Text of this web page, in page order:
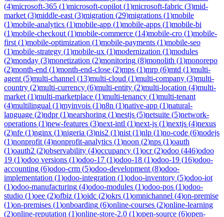
(4)microsoft-365 (1)microsoft-copilot (1)microsoft-fabric (3)mid-
market (3)middle-east (3)migration (29)migrations (1)mobile
(1)mobile-analytics (1)mobile-app (1)mobile-apps (1)mobile-bi
(1)mobile-checkout (1)mobile-commerce (14)mobile-cro (1)mobile-
first (1)mobile-optimization (1)mobile-payments (1)mobile-seo
(1)mobile-strategy (1)mobile-ux (1)modernization (1)modules
(2)monday (3)monetization (2)monitoring (8)monolith (1)monorepo
(2)month-end (1)month-end-close (2)mps (1)mrp (6)mtd (1)multi-
agent (5)multi-channel (13)multi-cloud (1)multi-company (3)multi-
country (2)multi-currency (6)multi-entity (2)multi-location (4)multi-
market (1)multi-marketplace (1)multi-tenancy (1)multi-tenant
(4)multilingual (1)myinvois (1)n8n (1)native-app (1)natural-
language (2)ndpr(1)nearshoring (1)nestjs (5)netsuite (5)network-
operations (1)new-features (3)next-intl (1)next-js (1)nextjs (4)nexus
(2)nfe (1)nginx (1)nigeria (3)nis2 (1)nist (1)nlp (1)no-code (6)nodejs
(1)nonprofit (4)nonprofit-analytics (1)noon (2)nps (1)oauth
(1)oauth2 (2)observability (4)occupancy (1)ocr(2)odoo (446)odoo
19 (1)odoo versions (1)odoo-17 (1)odoo-18 (1)odoo-19 (16)odoo-
accounting (6)odoo-crm (5)odoo-development (8)odoo-
implementation (1)odoo-integration (1)odoo-inventory (5)odoo-iot
(1)odoo-manufacturing (4)odoo-modules (1)odoo-pos (1)odoo-
studio (1)oee (2)ofbiz (1)oidc (2)okrs (1)omnichannel (4)on-premise
(1)on-premises (1)onboarding (6)online-courses (2)online-learning
(2)online-reputation (1)online-store-2.0 (1)open-source (6)open-